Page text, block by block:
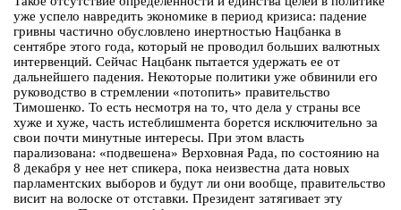
уже успело навредить экономике в период кризиса: падение
гривны частично обусловлено инертностью Нацбанка в
сентябре этого года, который не проводил больших валютных
интервенций. Сейчас Нацбанк пытается удержать ее от
дальнейшего падения. Некоторые политики уже обвинили его
руководство в стремлении «потопить» правительство
Тимошенко. То есть несмотря на то, что дела у страны все
хуже и хуже, часть истеблишмента борется исключительно за
свои почти минутные интересы. При этом власть
парализована: «подвешена» Верховная Рада, по состоянию на
8 декабря у нее нет спикера, пока неизвестна дата новых
парламентских выборов и будут ли они вообще, правительство
висит на волоске от отставки. Президент затягивает эту